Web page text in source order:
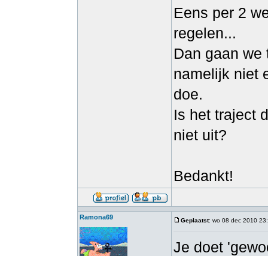
Eens per 2
regelen...
Dan gaan
namelijk niet
doe.
Is het traject
niet uit?
Bedankt!
Ramona69 Geplaatst: wo 08 dec 2010
Je doet